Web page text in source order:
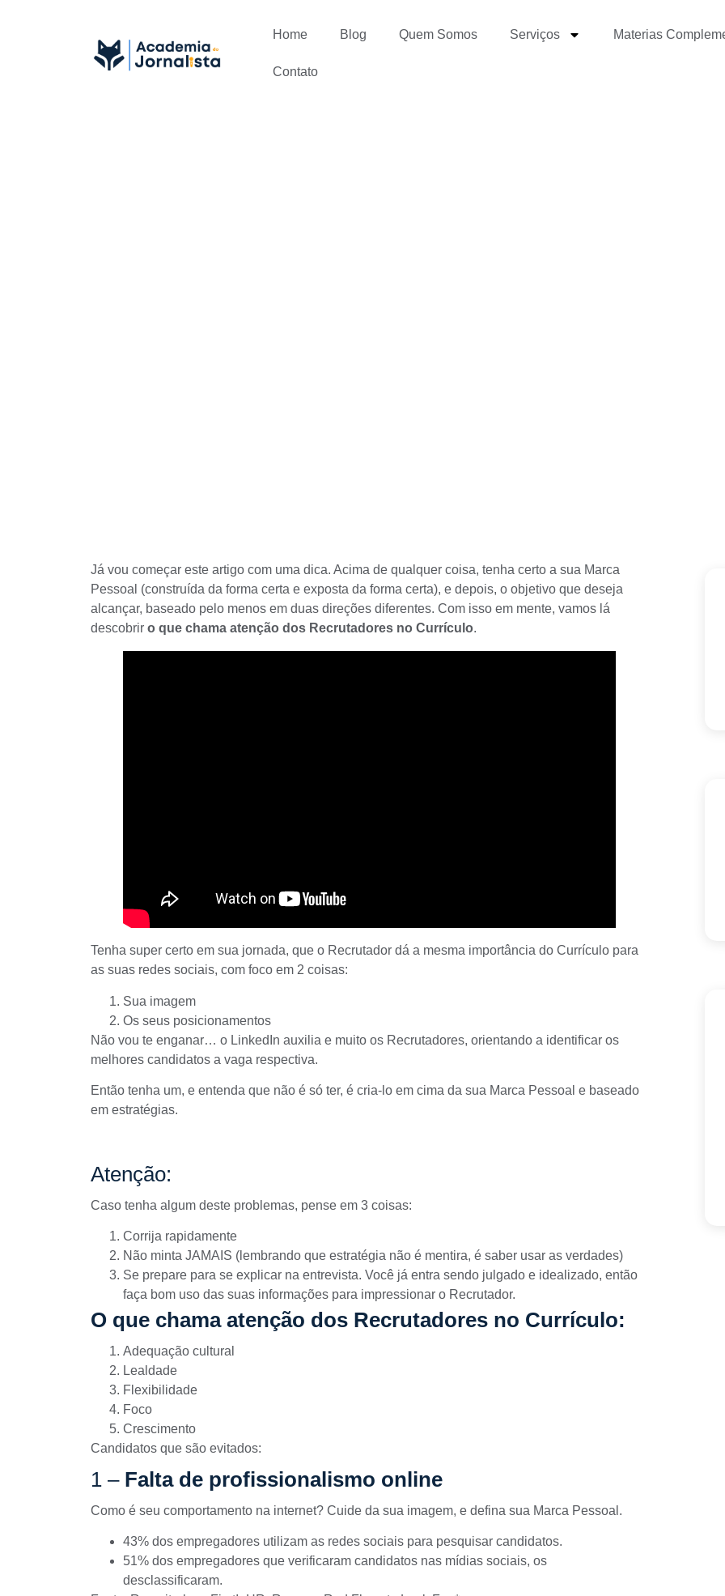
Home Blog Quem Somos Serviços Materias
Contato
Já vou começar este artigo com uma dica. Acima de qualquer coisa, tenha certo a sua Marca
Pessoal (construída da forma certa e exposta da forma certa), e depois, o objetivo que deseja
alcançar, baseado pelo menos em duas direções diferentes. Com isso em mente, vamos lá
descobrir o que chama atenção dos Recrutadores no Currículo.
Tenha super certo em sua jornada, que o Recrutador dá a mesma importância do Currículo para
as suas redes sociais, com foco em 2 coisas:
Sua imagem
Os seus posicionamentos
Não vou te enganar… o LinkedIn auxilia e muito os Recrutadores, orientando a identificar os
melhores candidatos a vaga respectiva.
Então tenha um, e entenda que não é só ter, é cria-lo em cima da sua Marca Pessoal e baseado
em estratégias.
Atenção:
Caso tenha algum deste problemas, pense em 3 coisas:
Corrija rapidamente
Não minta JAMAIS (lembrando que estratégia não é mentira, é saber usar as verdades)
Se prepare para se explicar na entrevista. Você já entra sendo julgado e idealizado, então
faça bom uso das suas informações para impressionar o Recrutador.
O que chama atenção dos Recrutadores no Currículo:
Adequação cultural
Lealdade
Flexibilidade
Foco
Crescimento
Candidatos que são evitados:
1 – Falta de profissionalismo online
Como é seu comportamento na internet? Cuide da sua imagem, e defina sua Marca Pessoal.
43% dos empregadores utilizam as redes sociais para pesquisar candidatos.
51% dos empregadores que verificaram candidatos nas mídias sociais, os
desclassificaram.